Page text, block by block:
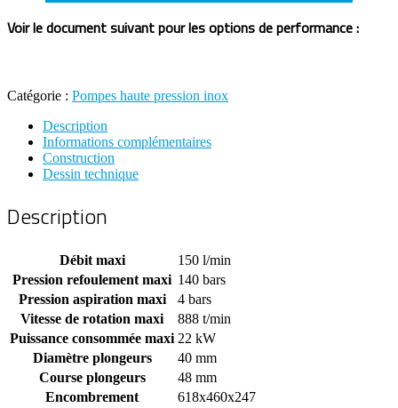
Voir le document suivant pour les options de performance :
Catégorie : Pompes haute pression inox
Description
Informations complémentaires
Construction
Dessin technique
Description
Débit maxi
150 l/min
Pression refoulement maxi 140 bars
Pression aspiration maxi
4 bars
Vitesse de rotation maxi
888 t/min
Puissance consommée maxi 22 kW
Diamètre plongeurs
40 mm
Course plongeurs
48 mm
Encombrement
618x460x247